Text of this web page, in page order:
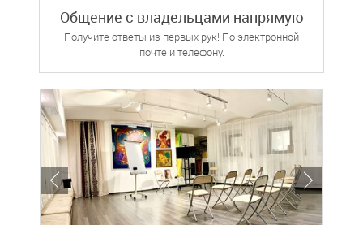
Общение с владельцами напрямую
Получите ответы из первых рук! По электронной
почте и телефону.